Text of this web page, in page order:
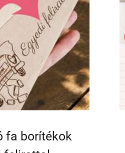
fa borítékok